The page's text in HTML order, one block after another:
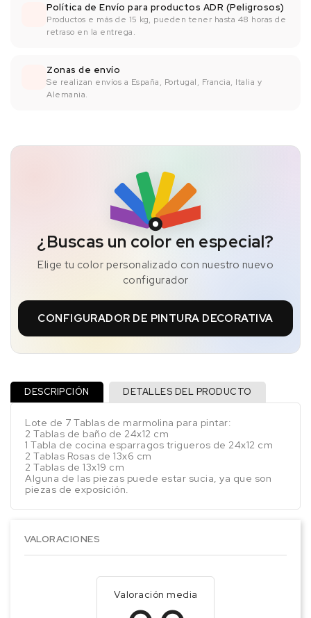
Política de Envío para productos ADR (Peligrosos)
Productos e más de 15 kg, pueden tener hasta 48 horas de
retraso en la entrega.
Zonas de envío
Se realizan envíos a España, Portugal, Francia, Italia y
Alemania.
¿Buscas un color en especial?
Elige tu color personalizado con nuestro nuevo
configurador
CONFIGURADOR DE PINTURA DECORATIVA
DESCRIPCIÓN DETALLES DEL PRODUCTO
Lote de 7 Tablas de marmolina para pintar:
2 Tablas de baño de 24x12 cm
1 Tabla de cocina esparragos trigueros de 24x12 cm
2 Tablas Rosas de 13x6 cm
2 Tablas de 13x19 cm
Alguna de las piezas puede estar sucia, ya que son
piezas de exposición.
VALORACIONES
Valoración media